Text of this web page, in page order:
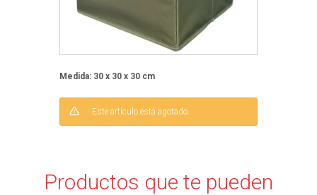
Medida: 30 x 30 x 30 cm
Este artículo está agotado.
Productos que te pueden